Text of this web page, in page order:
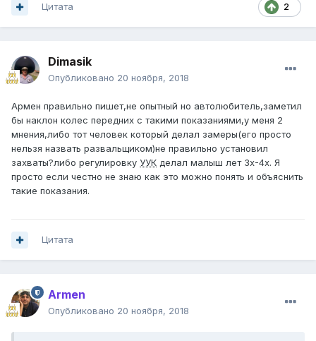
2
Цитата
Dimasik
Опубликовано 20 ноября, 2018
Армен правильно пишет,не опытный но автолюбитель,заметил
бы наклон колес передних с такими показаниями,у меня 2
мнения,либо тот человек который делал замеры(его просто
нельзя назвать развальщиком)не правильно установил
захваты?либо регулировку УУК делал малыш лет 3х-4х. Я
просто если честно не знаю как это можно понять и объяснить
такие показания.
Цитата
Armen
Опубликовано 20 ноября, 2018